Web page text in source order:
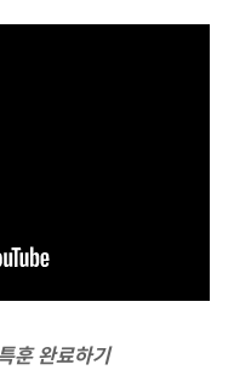
훈 완료하기